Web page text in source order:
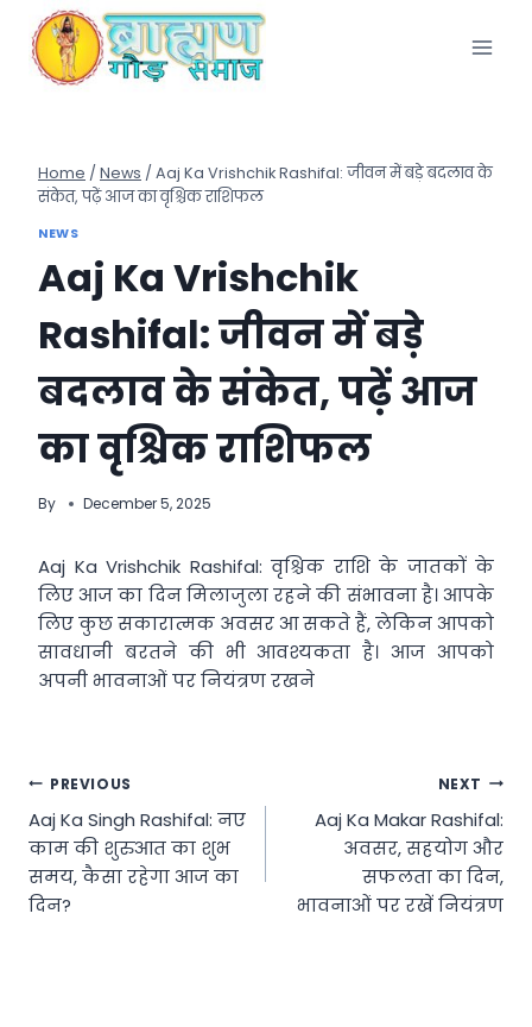
content
Home / News / Aaj Ka Vrishchik Rashifal: जीवन में बड़े बदलाव के
संकेत, पढ़ें आज का वृश्चिक राशिफल
NEWS
Aaj Ka Vrishchik
Rashifal: जीवन में बड़े
बदलाव के संकेत, पढ़ें आज
का वृश्चिक राशिफल
By December 5, 2025
Aaj Ka Vrishchik Rashifal: वृश्चिक राशि के जातकों के
लिए आज का दिन मिलाजुला रहने की संभावना है। आपके
लिए कुछ सकारात्मक अवसर आ सकते हैं, लेकिन आपको
सावधानी बरतने की भी आवश्यकता है। आज आपको
अपनी भावनाओं पर नियंत्रण रखने
Post
navigation
PREVIOUS
Aaj Ka Singh Rashifal: नए
काम की शुरुआत का शुभ
समय, कैसा रहेगा आज का
दिन?
NEXT
Aaj Ka Makar Rashifal:
अवसर, सहयोग और
सफलता का दिन,
भावनाओं पर रखें नियंत्रण